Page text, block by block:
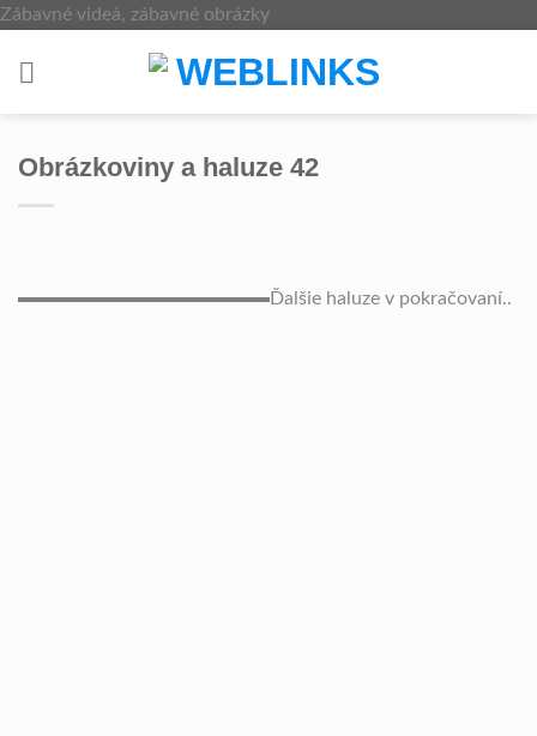
Zábavné videá, zábavné obrázkySkip
content
Obrázkoviny a haluze 42
Ďalšie haluze v pokračovaní..